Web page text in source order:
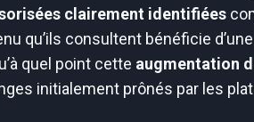
clairement identifiées
qu’ils consultent bénéficie
quel point cette augmentation
initialement prônés par les